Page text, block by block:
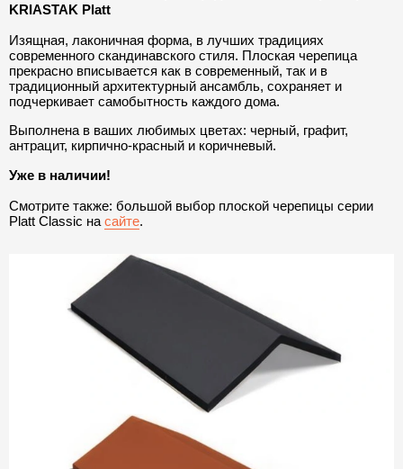
KRIASTAK Platt
Изящная, лаконичная форма, в лучших традициях
современного скандинавского стиля. Плоская черепица
прекрасно вписывается как в современный, так и в
традиционный архитектурный ансамбль, сохраняет и
подчеркивает самобытность каждого дома.
Выполнена в ваших любимых цветах: черный, графит,
антрацит, кирпично-красный и коричневый.
Уже в наличии!
Смотрите также: большой выбор плоской черепицы серии
Platt Classic на сайте.